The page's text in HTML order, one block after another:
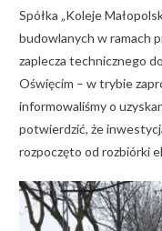
Spółka „Koleje
budowlanych w ramach
zaplecza technicznego
Oświęcim – w trybie
informowaliśmy o
potwierdzić, że
rozpoczęto od rozbiórki